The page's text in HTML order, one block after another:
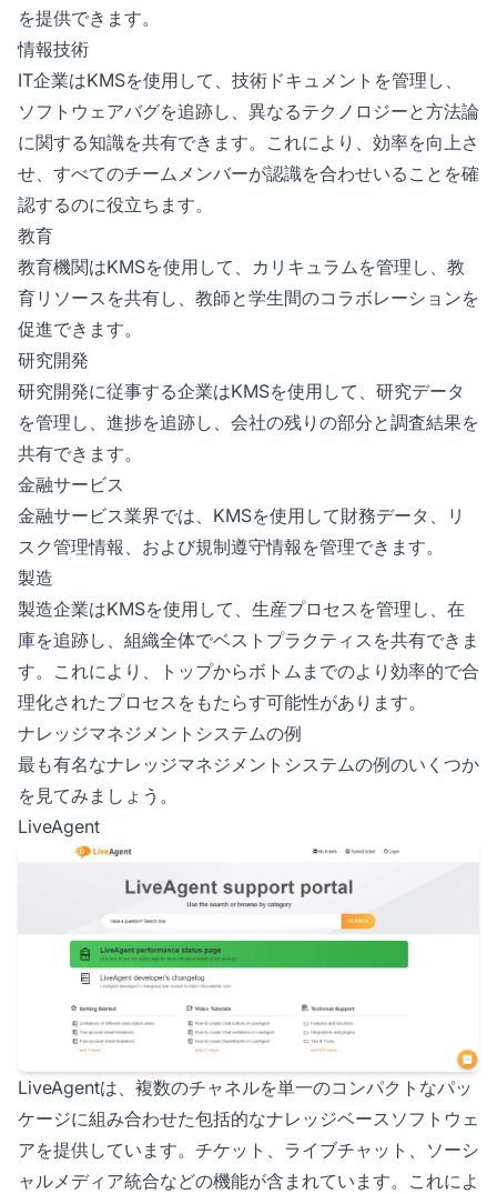
を提供できます。
情報技術
IT企業はKMSを使用して、技術ドキュメントを管理し、
ソフトウェアバグを追跡し、異なるテクノロジーと方法論
に関する知識を共有できます。これにより、効率を向上さ
せ、すべてのチームメンバーが認識を合わせいることを確
認するのに役立ちます。
教育
教育機関はKMSを使用して、カリキュラムを管理し、教
育リソースを共有し、教師と学生間のコラボレーションを
促進できます。
研究開発
研究開発に従事する企業はKMSを使用して、研究データ
を管理し、進捗を追跡し、会社の残りの部分と調査結果を
共有できます。
金融サービス
金融サービス業界では、KMSを使用して財務データ、リ
スク管理情報、および規制遵守情報を管理できます。
製造
製造企業はKMSを使用して、生産プロセスを管理し、在
庫を追跡し、組織全体でベストプラクティスを共有できま
す。これにより、トップからボトムまでのより効率的で合
理化されたプロセスをもたらす可能性があります。
ナレッジマネジメントシステムの例
最も有名なナレッジマネジメントシステムの例のいくつか
を見てみましょう。
LiveAgent
LiveAgentは、複数のチャネルを単一のコンパクトなパッ
ケージに組み合わせた包括的なナレッジベースソフトウェ
アを提供しています。チケット、ライブチャット、ソーシ
ャルメディア統合などの機能が含まれています。これによ